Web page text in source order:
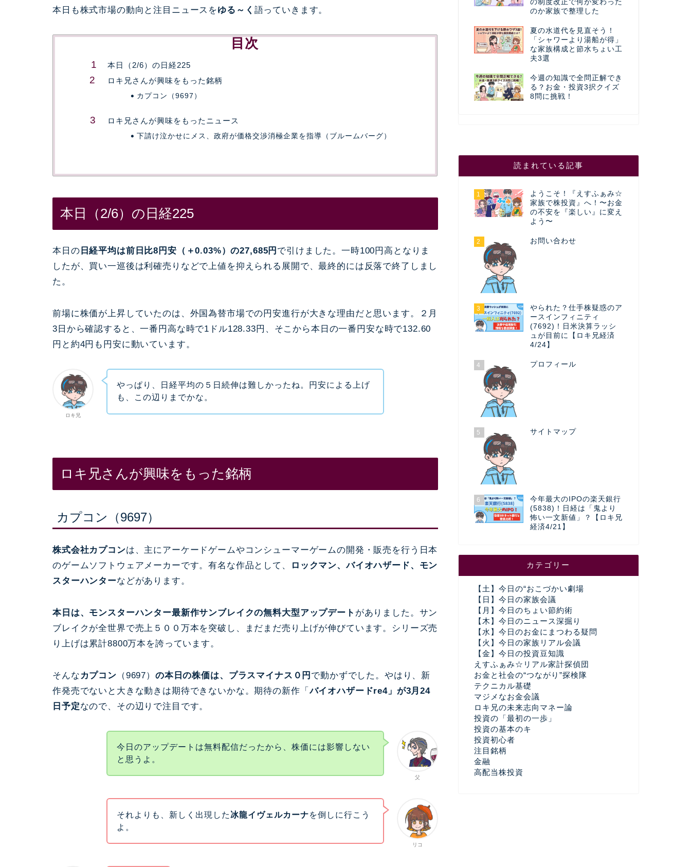
本日も株式市場の動向と注目ニュースをゆる～く 語っていきます。
目次
本日（2/6）の日経225
ロキ兄さんが興味をもった銘柄
カプコン（9697）
ロキ兄さんが興味をもったニュース
下請け泣かせにメス、政府が価格交渉消極企業を指導（ブルームバーグ）
本日（2/6）の日経225
本日の 日経平均は前日比8円安（＋0.03%）の27,685円 で引けました。一時100円高となりま
したが、買い一巡後は利確売りなどで上値を抑えられる展開で、最終的には反落で終了しまし
た。
前場に株価が上昇していたのは、外国為替市場での円安進行が大きな理由だと思います。２月
3日から確認すると、一番円高な時で1ドル128.33円、そこから本日の一番円安な時で132.60
円と約4円も円安に動いています。
ロキ兄
やっぱり、日経平均の５日続伸は難しかったね。円安による上げ
も、この辺りまでかな。
ロキ兄さんが興味をもった銘柄
カプコン（9697）
株式会社カプコンは、主にアーケードゲームやコンシューマーゲームの開発・販売を行う日本
のゲームソフトウェアメーカーです。有名な作品として、
ロックマン、バイオハザード、モン
スターハンターなどがあります。
本日は、モンスターハンター最新作サンブレイクの無料大型アップデート がありました。サン
ブレイクが全世界で売上５００万本を突破し、まだまだ売り上げが伸びています。シリーズ売
り上げは累計8800万本を誇っています。
そんな カプコン （9697） の本日の株価は、プラスマイナス０円 で動かずでした。やはり、新
作発売でないと大きな動きは期待できないかな。期待の新作「バイオハザードre4」が3月24
日予定なので、その辺りで注目です。
父
今日のアップデートは無料配信だったから、株価には影響しない
と思うよ。
リコ
それよりも、新しく出現した 冰龍イヴェルカーナを倒しに行こう
よ。
の制度改正で何が変わった
のか家族で整理した
夏の水道代を見直そう！
「シャワーより湯船が得」
な家族構成と節水ちょい工
夫3選
今週の知識で全問正解でき
る？お金・投資3択クイズ
8問に挑戦！
読まれている記事
1
ようこそ！『えすふぁみ☆
家族で株投資』へ！〜お金
の不安を『楽しい』に変え
よう〜
2 お問い合わせ
3
やられた？仕手株疑惑のア
ースインフィニティ
(7692)！日米決算ラッシ
ュが目前に【ロキ兄経済
4/24】
4 プロフィール
5 サイトマップ
6
今年最大のIPOの楽天銀行
(5838)！日経は「鬼より
怖い一文新値」？【ロキ兄
経済4/21】
カテゴリー
【土】今日の“おこづかい劇場
【日】今日の家族会議
【月】今日のちょい節約術
【木】今日のニュース深掘り
【水】今日のお金にまつわる疑問
【火】今日の家族リアル会議
【金】今日の投資豆知識
えすふぁみ☆リアル家計探偵団
お金と社会の“つながり”探検隊
テクニカル基礎
マジメなお金会議
ロキ兄の未来志向マネー論
投資の「最初の一歩」
投資の基本のキ
投資初心者
注目銘柄
金融
高配当株投資